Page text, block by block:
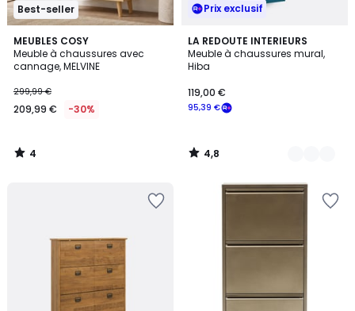
Best-seller
MEUBLES COSY
Meuble à chaussures avec
cannage, MELVINE
299,99 €
209,99 € -30%
4
/
5
4
/
Prix exclusif
LA REDOUTE INTERIEURS
Meuble à chaussures mural,
Hiba
95,39 €
119,00 €
4,8
/ 5
3
Couleurs
4,8
/